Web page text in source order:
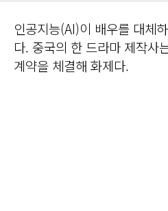
인공지능(AI)이 배우를 대체
다. 중국의 한 드라마 제작사
계약을 체결해 화제다.